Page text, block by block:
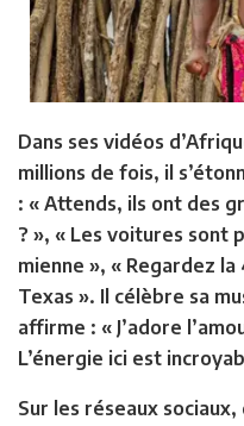
Dans ses vidéos
millions de fois, il
: « Attends, ils ont des
? », « Les voitures sont
mienne », « Regardez la
Texas ». Il célèbre sa
affirme : « J’adore
L’énergie ici est
Sur les réseaux